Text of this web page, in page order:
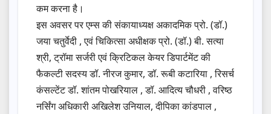
कम करना है।
इस अवसर पर एम्स की संकायाध्यक्ष अकादमिक प्रो. (डॉ.)
जया चतुर्वेदी , एवं चिकित्सा अधीक्षक प्रो. (डॉ.) बी. सत्या
श्री, ट्रॉमा सर्जरी एवं क्रिटिकल केयर डिपार्टमेंट की
फैकल्टी सदस्य डॉ. नीरज कुमार, डॉ. रूबी कटारिया , रिसर्च
कंसल्टेंट डॉ. शांतम पोखरियाल , डॉ. आदित्य चौधरी , वरिष्ठ
नर्सिंग अधिकारी अखिलेश उनियाल, दीपिका कांडपाल ,